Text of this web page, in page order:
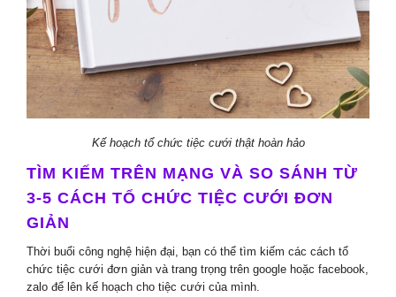
Kế hoạch tổ chức tiệc cưới thật hoàn hảo
TÌM KIẾM TRÊN MẠNG VÀ SO SÁNH TỪ
3-5 CÁCH TỔ CHỨC TIỆC CƯỚI ĐƠN
GIẢN
Thời buổi công nghệ hiện đại, bạn có thể tìm kiếm các cách tổ
chức tiệc cưới đơn giản và trang trọng trên google hoặc facebook,
zalo để lên kế hoạch cho tiệc cưới của mình.